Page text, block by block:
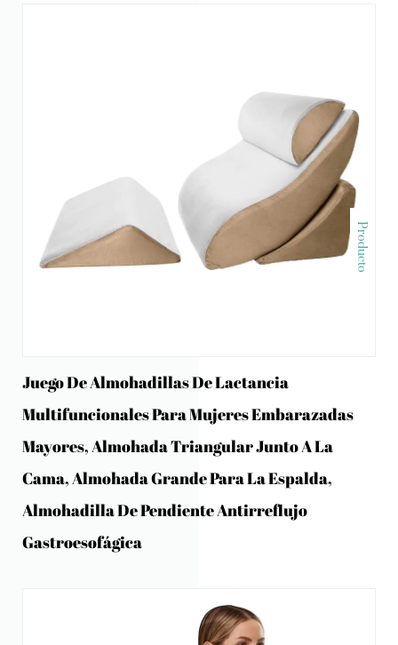
Producto
Juego De Almohadillas De Lactancia
Multifuncionales Para Mujeres Embarazadas
Mayores, Almohada Triangular Junto A La
Cama, Almohada Grande Para La Espalda,
Almohadilla De Pendiente Antirreflujo
Gastroesofágica